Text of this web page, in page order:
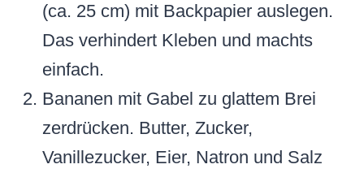
(ca. 25 cm) mit Backpapier auslegen.
Das verhindert Kleben und machts
einfach.
Bananen mit Gabel zu glattem Brei
zerdrücken. Butter, Zucker,
Vanillezucker, Eier, Natron und Salz